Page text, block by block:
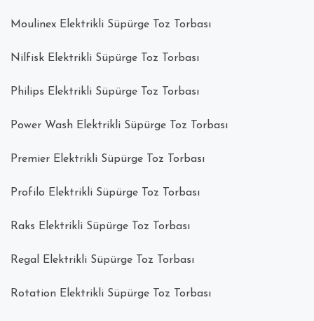
Moulinex Elektrikli Süpürge Toz Torbası
Nilfisk Elektrikli Süpürge Toz Torbası
Philips Elektrikli Süpürge Toz Torbası
Power Wash Elektrikli Süpürge Toz Torbası
Premier Elektrikli Süpürge Toz Torbası
Profilo Elektrikli Süpürge Toz Torbası
Raks Elektrikli Süpürge Toz Torbası
Regal Elektrikli Süpürge Toz Torbası
Rotation Elektrikli Süpürge Toz Torbası